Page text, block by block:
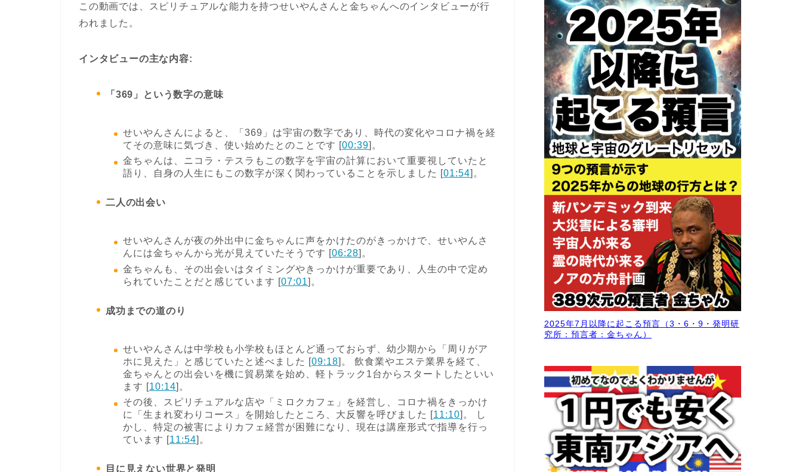
この動画では、スピリチュアルな能力を持つせいやんさんと金ちゃんへのインタビューが行
われました。
インタビューの主な内容:
「369」という数字の意味
せいやんさんによると、「369」は宇宙の数字であり、時代の変化やコロナ禍を経
てその意味に気づき、使い始めたとのことです [00:39]。
金ちゃんは、ニコラ・テスラもこの数字を宇宙の計算において重要視していたと
語り、自身の人生にもこの数字が深く関わっていることを示しました [01:54]。
二人の出会い
せいやんさんが夜の外出中に金ちゃんに声をかけたのがきっかけで、せいやんさ
んには金ちゃんから光が見えていたそうです [06:28]。
金ちゃんも、その出会いはタイミングやきっかけが重要であり、人生の中で定め
られていたことだと感じています [07:01]。
成功までの道のり
せいやんさんは中学校も小学校もほとんど通っておらず、幼少期から「周りがア
ホに見えた」と感じていたと述べました [09:18]。 飲食業やエステ業界を経て、
金ちゃんとの出会いを機に貿易業を始め、軽トラック1台からスタートしたといい
ます [10:14]。
その後、スピリチュアルな店や「ミロクカフェ」を経営し、コロナ禍をきっかけ
に「生まれ変わりコース」を開始したところ、大反響を呼びました [ 11:10 ]。 し
かし、特定の被害によりカフェ経営が困難になり、現在は講座形式で指導を行っ
ています [ 11:54 ]。
目に見えない世界と発明
2025年7月以降に起こる預言（3・6・9・発明研
究所：預言者：金ちゃん）